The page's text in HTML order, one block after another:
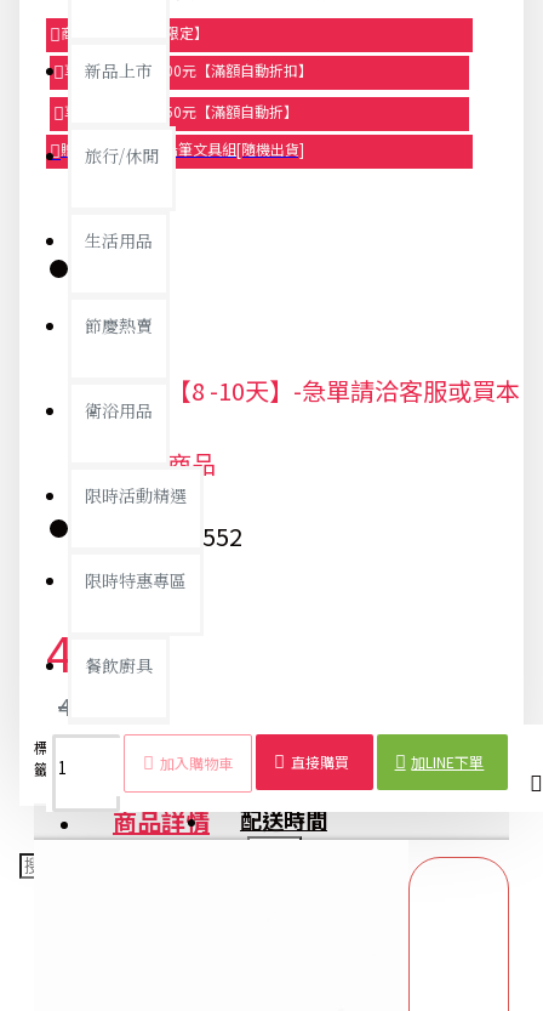
新品上市
旅行/休閒
生活用品
節慶熱賣
衛浴用品
限時活動精選
限時特惠專區
餐飲廚具
銅板精選
商品95折【今日限定】
享滿1000元折100元【滿額自動折扣】
享滿2000元折250元【滿額自動折】
贈品-滿899送色鉛筆文具組[隨機出貨]
庫存:
出貨期【8 -10天】-急單請洽客服或買本
站現貨商品
6552
40元
42元
加入購物車 直接購買 加LINE下單
標
籤：
門聯
用品
春聯
門聯
商品詳情 配送時間